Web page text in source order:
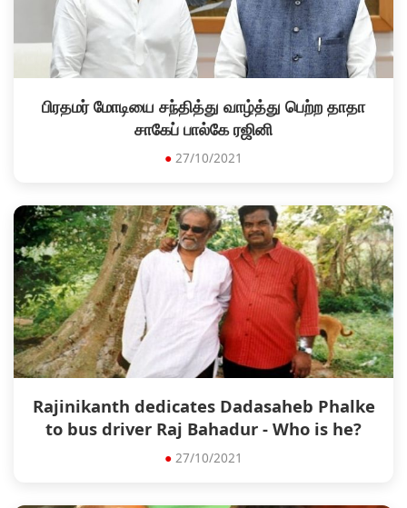
பிரதமர் மோடியை சந்தித்து வாழ்த்து பெற்ற தாதா
சாகேப் பால்கே ரஜினி
● 27/10/2021
Rajinikanth dedicates Dadasaheb Phalke
to bus driver Raj Bahadur - Who is he?
● 27/10/2021